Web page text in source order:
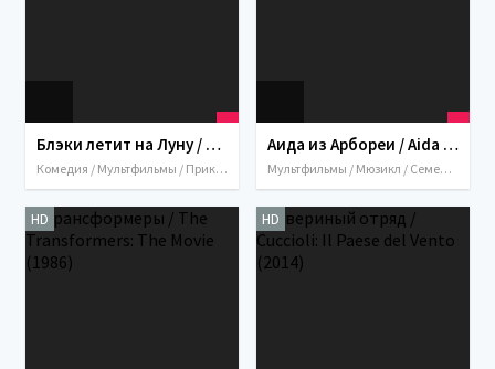
Блэки летит на Луну / Black to the Moon 3D (2013)
Комедия / Мультфильмы / Приключения / 2013 / Италия / Франция
Аида из Арбореи / Aida degli alberi (2001)
Мультфильмы / Мюзикл / Семейный / Великобритания / Италия / 2001
HD HD